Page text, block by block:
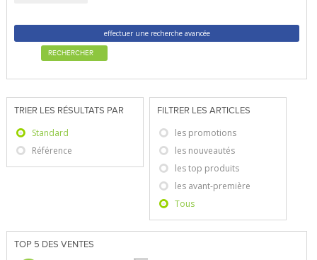
effectuer une recherche avancée
RECHERCHER
TRIER LES RÉSULTATS PAR
Standard
Référence
FILTRER LES ARTICLES
les promotions
les nouveautés
les top produits
les avant-première
Tous
TOP 5 DES VENTES